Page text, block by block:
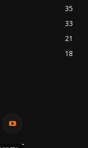
35
33
21
18